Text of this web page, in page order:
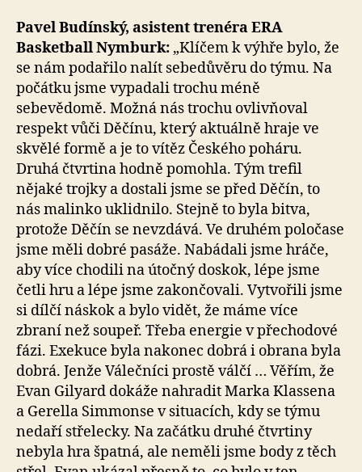
Pavel Budínský, asistent trenéra ERA
Basketball Nymburk: „Klíčem k výhře bylo, že
se nám podařilo nalít sebedůvěru do týmu. Na
počátku jsme vypadali trochu méně
sebevědomě. Možná nás trochu ovlivňoval
respekt vůči Děčínu, který aktuálně hraje ve
skvělé formě a je to vítěz Českého poháru.
Druhá čtvrtina hodně pomohla. Tým trefil
nějaké trojky a dostali jsme se před Děčín, to
nás malinko uklidnilo. Stejně to byla bitva,
protože Děčín se nevzdává. Ve druhém poločase
jsme měli dobré pasáže. Nabádali jsme hráče,
aby více chodili na útočný doskok, lépe jsme
četli hru a lépe jsme zakončovali. Vytvořili jsme
si dílčí náskok a bylo vidět, že máme více
zbraní než soupeř. Třeba energie v přechodové
fázi. Exekuce byla nakonec dobrá i obrana byla
dobrá. Jenže Válečníci prostě válčí … Věřím, že
Evan Gilyard dokáže nahradit Marka Klassena
a Gerella Simmonse v situacích, kdy se týmu
nedaří střelecky. Na začátku druhé čtvrtiny
nebyla hra špatná, ale neměli jsme body z těch